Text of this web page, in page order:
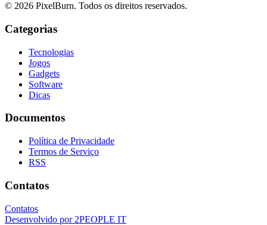
© 2026 PixelBurn. Todos os direitos reservados.
Categorias
Tecnologias
Jogos
Gadgets
Software
Dicas
Documentos
Política de Privacidade
Termos de Serviço
RSS
Contatos
Contatos
Desenvolvido por2PEOPLE IT